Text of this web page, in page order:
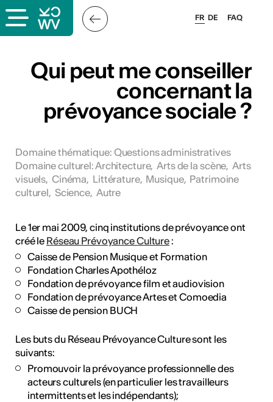
FAQ
FR DE
Qui peut me conseiller
concernant la
prévoyance sociale ?
Domaine thématique: Questions administratives
Domaine culturel:Architecture, Arts de la scène, Arts
visuels, Cinéma, Littérature, Musique, Patrimoine
culturel, Science, Autre
Le 1er mai 2009, cinq institutions de prévoyance ont
créé le Réseau Prévoyance Culture :
Caisse de Pension Musique et Formation
Fondation Charles Apothéloz
Fondation de prévoyance film et audiovision
Fondation de prévoyance Artes et Comoedia
Caisse de pension BUCH
Les buts du Réseau Prévoyance Culture sont les
suivants:
Promouvoir la prévoyance professionnelle des
acteurs culturels (en particulier les travailleurs
intermittents et les indépendants);